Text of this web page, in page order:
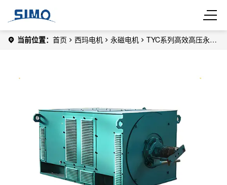
当前位置： 首页 西玛电机 永磁电机
TYC系列高效高压永磁